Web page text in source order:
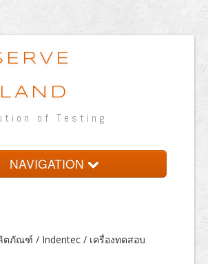
of Testing
NAVIGATION
ตภัณฑ์ / Indentec / เครื่องทดสอบ